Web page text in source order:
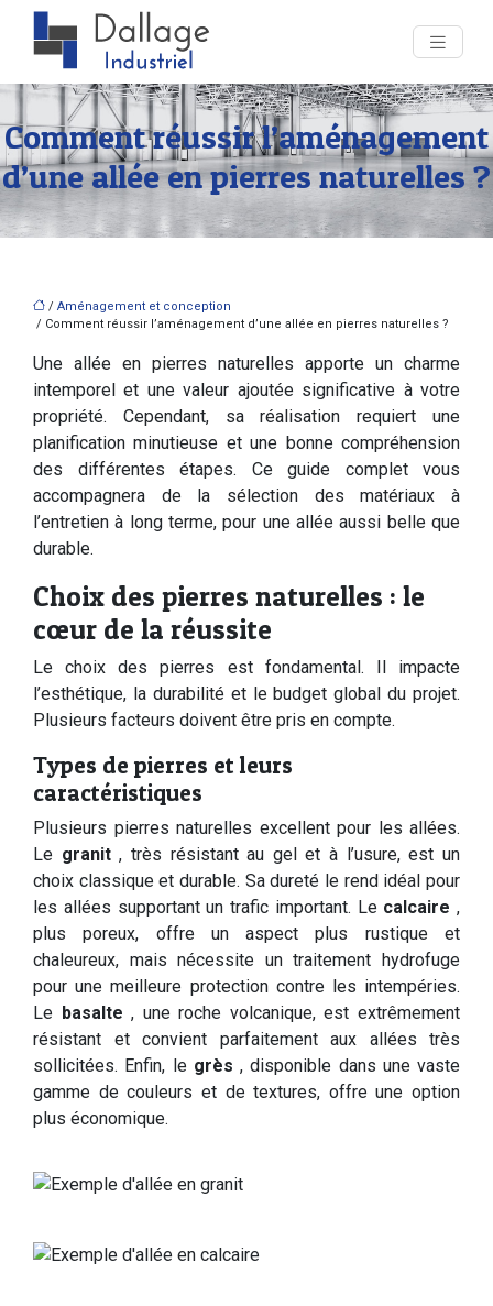
Comment réussir l’aménagement
d’une allée en pierres naturelles ?
/ Aménagement et conception
/ Comment réussir l’aménagement d’une allée en pierres naturelles ?
Une allée en pierres naturelles apporte un charme
intemporel et une valeur ajoutée significative à votre
propriété. Cependant, sa réalisation requiert une
planification minutieuse et une bonne compréhension
des différentes étapes. Ce guide complet vous
accompagnera de la sélection des matériaux à
l’entretien à long terme, pour une allée aussi belle que
durable.
Choix des pierres naturelles : le
cœur de la réussite
Le choix des pierres est fondamental. Il impacte
l’esthétique, la durabilité et le budget global du projet.
Plusieurs facteurs doivent être pris en compte.
Types de pierres et leurs
caractéristiques
Plusieurs pierres naturelles excellent pour les allées.
Le granit, très résistant au gel et à l’usure, est un
choix classique et durable. Sa dureté le rend idéal pour
les allées supportant un trafic important. Le calcaire ,
plus poreux, offre un aspect plus rustique et
chaleureux, mais nécessite un traitement hydrofuge
pour une meilleure protection contre les intempéries.
Le basalte, une roche volcanique, est extrêmement
résistant et convient parfaitement aux allées très
sollicitées. Enfin, le grès , disponible dans une vaste
gamme de couleurs et de textures, offre une option
plus économique.